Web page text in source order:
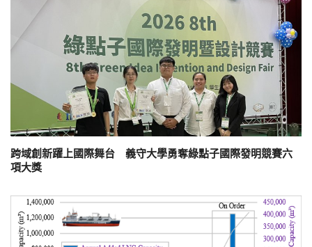
跨域創新躍上國際舞台 義守大學勇奪綠點子國際發明競賽六
項大獎